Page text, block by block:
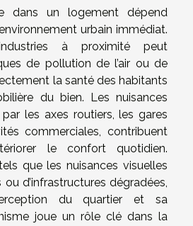
dans un logement dépend
urbain immédiat.
à proximité peut
de pollution de l’air ou de
la santé des habitants
du bien. Les nuisances
les axes routiers, les gares
commerciales, contribuent
le confort quotidien.
que les nuisances visuelles
d’infrastructures dégradées,
du quartier et sa
joue un rôle clé dans la